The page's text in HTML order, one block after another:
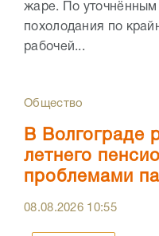
жаре. По
похолодания по
рабочей...
Общество
В Волгограде
летнего
проблемами
08.08.2026 10:55